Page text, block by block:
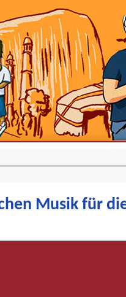
Musik für